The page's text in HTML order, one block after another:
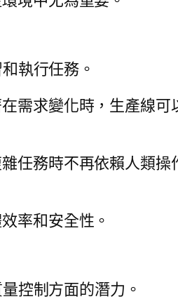
執行任務。
需求變化時，生產線可
任務時不再依賴人類操
率和安全性。
控制方面的潛力。